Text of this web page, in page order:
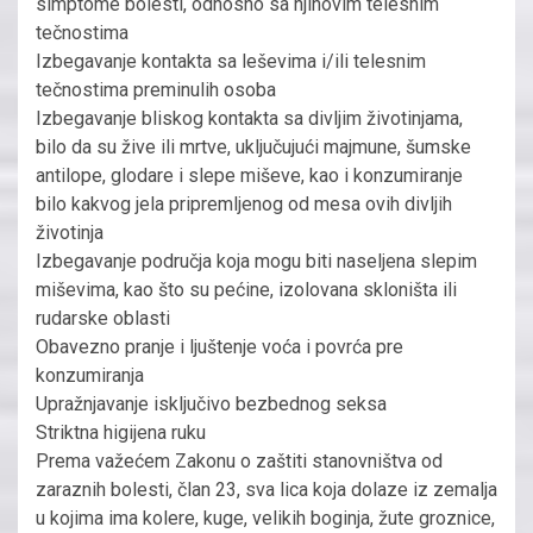
tečnostima
Izbegavanje kontakta sa leševima i/ili telesnim
tečnostima preminulih osoba
Izbegavanje bliskog kontakta sa divljim životinjama,
bilo da su žive ili mrtve, uključujući majmune, šumske
antilope, glodare i slepe miševe, kao i konzumiranje
bilo kakvog jela pripremljenog od mesa ovih divljih
životinja
Izbegavanje područja koja mogu biti naseljena slepim
miševima, kao što su pećine, izolovana skloništa ili
rudarske oblasti
Obavezno pranje i ljuštenje voća i povrća pre
konzumiranja
Upražnjavanje isključivo bezbednog seksa
Striktna higijena ruku
Prema važećem Zakonu o zaštiti stanovništva od
zaraznih bolesti, član 23, sva lica koja dolaze iz zemalja
u kojima ima kolere, kuge, velikih boginja, žute groznice,